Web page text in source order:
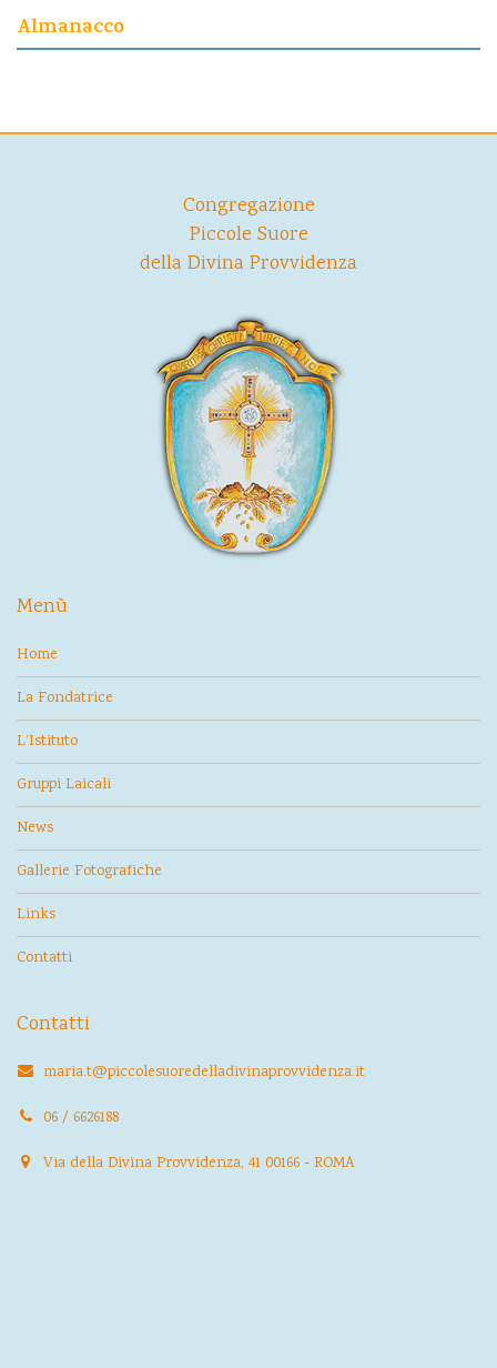
Almanacco
Congregazione
Piccole Suore
della Divina Provvidenza
Menù
Home
La Fondatrice
L’Istituto
Gruppi Laicali
News
Gallerie Fotografiche
Links
Contatti
Contatti
maria.t@piccolesuoredelladivinaprovvidenza.it
06 / 6626188
Via della Divina Provvidenza, 41 00166 - ROMA